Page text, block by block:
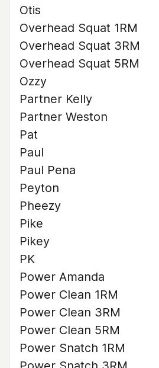
Otis
Overhead Squat 1RM
Overhead Squat 3RM
Overhead Squat 5RM
Ozzy
Partner Kelly
Partner Weston
Pat
Paul
Paul Pena
Peyton
Pheezy
Pike
Pikey
PK
Power Amanda
Power Clean 1RM
Power Clean 3RM
Power Clean 5RM
Power Snatch 1RM